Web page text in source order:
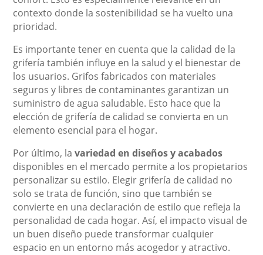
contexto donde la sostenibilidad se ha vuelto una
prioridad.
Es importante tener en cuenta que la calidad de la
grifería también influye en la salud y el bienestar de
los usuarios. Grifos fabricados con materiales
seguros y libres de contaminantes garantizan un
suministro de agua saludable. Esto hace que la
elección de grifería de calidad se convierta en un
elemento esencial para el hogar.
Por último, lavariedad en diseños y acabados
disponibles en el mercado permite a los propietarios
personalizar su estilo. Elegir grifería de calidad no
solo se trata de función, sino que también se
convierte en una declaración de estilo que refleja la
personalidad de cada hogar. Así, el impacto visual de
un buen diseño puede transformar cualquier
espacio en un entorno más acogedor y atractivo.